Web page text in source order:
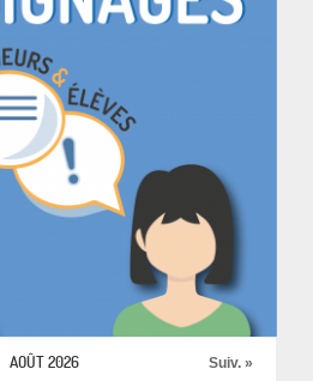
AOÛT 2026 Suiv. »